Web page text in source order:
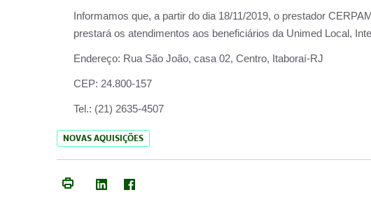
Informamos que, a partir do dia 18/11/2019, o prestador
prestará os atendimentos aos beneficiários da Unimed Local,
Endereço: Rua São João, casa 02, Centro, Itaboraí-RJ
CEP: 24.800-157
Tel.: (21) 2635-4507
NOVAS AQUISIÇÕES